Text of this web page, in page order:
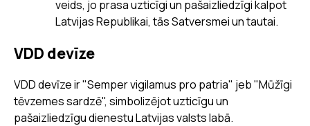
veids, jo prasa uzticīgi un pašaizliedzīgi kalpot
Latvijas Republikai, tās Satversmei un tautai.
VDD devīze
VDD devīze ir "Semper vigilamus pro patria" jeb "Mūžīgi
tēvzemes sardzē", simbolizējot uzticīgu un
pašaizliedzīgu dienestu Latvijas valsts labā.